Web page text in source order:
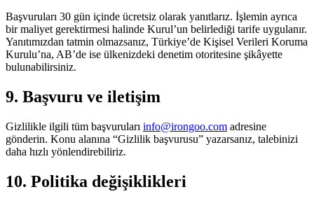
Başvuruları 30 gün içinde ücretsiz olarak yanıtlarız. İşlemin ayrıca
bir maliyet gerektirmesi halinde Kurul’un belirlediği tarife uygulanır.
Yanıtımızdan tatmin olmazsanız, Türkiye’de Kişisel Verileri Koruma
Kurulu’na, AB’de ise ülkenizdeki denetim otoritesine şikâyette
bulunabilirsiniz.
9. Başvuru ve iletişim
Gizlilikle ilgili tüm başvuruları info@irongoo.com adresine
gönderin. Konu alanına “Gizlilik başvurusu” yazarsanız, talebinizi
daha hızlı yönlendirebiliriz.
10. Politika değişiklikleri